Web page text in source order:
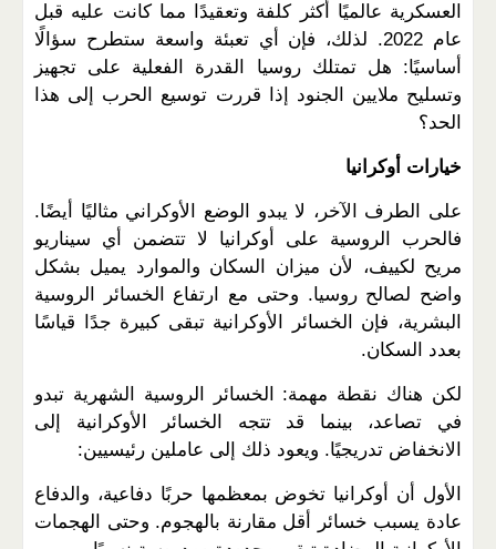
العسكرية عالميًا أكثر كلفة وتعقيدًا مما كانت عليه قبل
عام 2022. لذلك، فإن أي تعبئة واسعة ستطرح سؤالًا
أساسيًا: هل تمتلك روسيا القدرة الفعلية على تجهيز
وتسليح ملايين الجنود إذا قررت توسيع الحرب إلى هذا
الحد؟
خيارات أوكرانيا
على الطرف الآخر، لا يبدو الوضع الأوكراني مثاليًا أيضًا.
فالحرب الروسية على أوكرانيا لا تتضمن أي سيناريو
مريح لكييف، لأن ميزان السكان والموارد يميل بشكل
واضح لصالح روسيا. وحتى مع ارتفاع الخسائر الروسية
البشرية، فإن الخسائر الأوكرانية تبقى كبيرة جدًا قياسًا
بعدد السكان.
لكن هناك نقطة مهمة: الخسائر الروسية الشهرية تبدو
في تصاعد، بينما قد تتجه الخسائر الأوكرانية إلى
الانخفاض تدريجيًا. ويعود ذلك إلى عاملين رئيسيين:
الأول أن أوكرانيا تخوض بمعظمها حربًا دفاعية، والدفاع
عادة يسبب خسائر أقل مقارنة بالهجوم. وحتى الهجمات